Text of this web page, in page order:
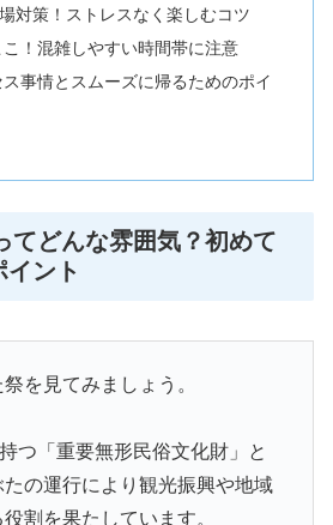
対策！ストレスなく楽しむコツ
！混雑しやすい時間帯に注意
事情とスムーズに帰るためのポイ
てどんな雰囲気？初めて
ント
を見てみましょう。
つ「重要無形民俗文化財」と
たの運行により観光振興や地域
割を果たしています。